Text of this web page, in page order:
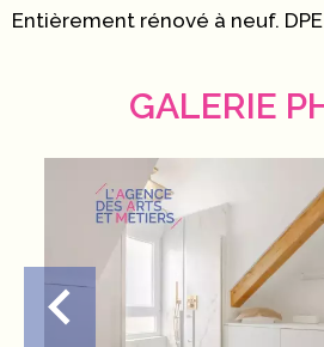
Entièrement rénové à neuf.
GALERIE